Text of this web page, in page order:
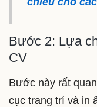
Bước 2: Lựa
CV
Bước này rất
cục trang trí và in